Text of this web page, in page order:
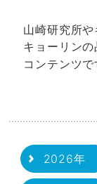
山崎研究所や
キョーリン
コンテンツで
2026年